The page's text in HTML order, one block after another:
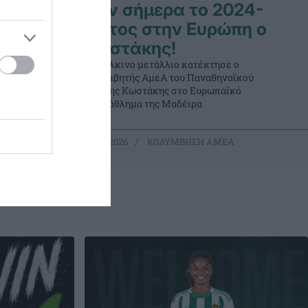
Σαν σήμερα το 2024-
Τρίτος στην Ευρώπη ο
Κωστάκης!
Το χάλκινο μετάλλιο κατέκτησε ο
κολυμβητής ΑμεΑ του Παναθηναϊκού
Γιάννης Κωστάκης στο Ευρωπαϊκό
πρωτάθλημα της Μαδέιρα
22.04.2026 ΚΟΛΥΜΒΗΣΗ ΑΜΕΑ